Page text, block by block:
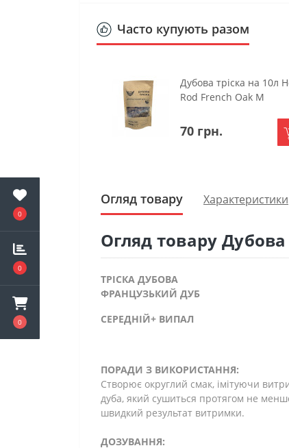
0
0
0
Часто купують разом
Дубова тріска на 10л
Rod French Oak М
70 грн.
Огляд товару Характеристики
Огляд товару
ТРІСКА ДУБОВА
ФРАНЦУЗЬКИЙ ДУБ
СЕРЕДНІЙ+ ВИПАЛ
ПОРАДИ З ВИКОРИСТАННЯ:
Створює округлий смак, імітуючи
дуба, який сушиться протягом не
швидкий результат витримки.
ДОЗУВАННЯ: